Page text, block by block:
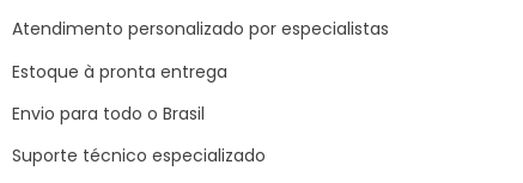
Atendimento personalizado por especialistas
Estoque à pronta entrega
Envio para todo o Brasil
Suporte técnico especializado